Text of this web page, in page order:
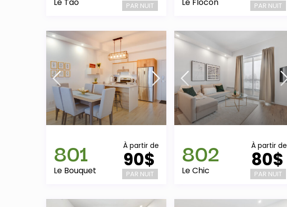
PAR NUIT
Le Tao PAR NUIT
Le Flocon
À partir de
90$
PAR NUIT
801
Le Bouquet
À partir de
80$
PAR NUIT
802
Le Chic